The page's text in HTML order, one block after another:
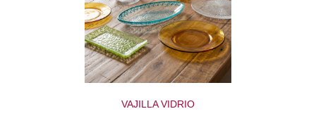
VAJILLA VIDRIO